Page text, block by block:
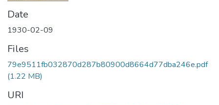
Date
1930-02-09
Files
79e9511fb032870d287b80900d8664d77dba246e.pdf
(1.22 MB)
URI